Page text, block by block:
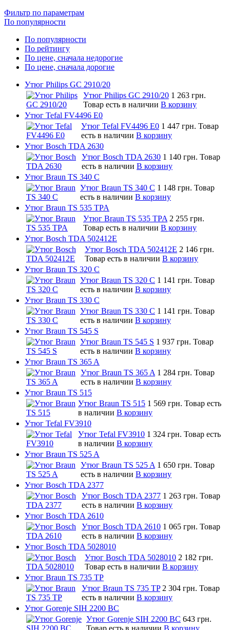
Фильтр по параметрам
По популярности
По популярности
По рейтингу
По цене, сначала недорогие
По цене, сначала дорогие
Утюг Philips GC 2910/20
Утюг Philips GC 2910/20 1 263 грн.
Товар есть в наличии В корзину
Утюг Tefal FV4496 E0
Утюг Tefal FV4496 E0 1 447 грн. Товар
есть в наличии В корзину
Утюг Bosch TDA 2630
Утюг Bosch TDA 2630 1 140 грн. Товар
есть в наличии В корзину
Утюг Braun TS 340 C
Утюг Braun TS 340 C 1 148 грн. Товар
есть в наличии В корзину
Утюг Braun TS 535 TPA
Утюг Braun TS 535 TPA 2 255 грн.
Товар есть в наличии В корзину
Утюг Bosch TDA 502412E
Утюг Bosch TDA 502412E 2 146 грн.
Товар есть в наличии В корзину
Утюг Braun TS 320 C
Утюг Braun TS 320 C 1 141 грн. Товар
есть в наличии В корзину
Утюг Braun TS 330 C
Утюг Braun TS 330 C 1 141 грн. Товар
есть в наличии В корзину
Утюг Braun TS 545 S
Утюг Braun TS 545 S 1 937 грн. Товар
есть в наличии В корзину
Утюг Braun TS 365 A
Утюг Braun TS 365 A 1 284 грн. Товар
есть в наличии В корзину
Утюг Braun TS 515
Утюг Braun TS 515 1 569 грн. Товар есть
в наличии В корзину
Утюг Tefal FV3910
Утюг Tefal FV3910 1 324 грн. Товар есть
в наличии В корзину
Утюг Braun TS 525 A
Утюг Braun TS 525 A 1 650 грн. Товар
есть в наличии В корзину
Утюг Bosch TDA 2377
Утюг Bosch TDA 2377 1 263 грн. Товар
есть в наличии В корзину
Утюг Bosch TDA 2610
Утюг Bosch TDA 2610 1 065 грн. Товар
есть в наличии В корзину
Утюг Bosch TDA 5028010
Утюг Bosch TDA 5028010 2 182 грн.
Товар есть в наличии В корзину
Утюг Braun TS 735 TP
Утюг Braun TS 735 TP 2 304 грн. Товар
есть в наличии В корзину
Утюг Gorenje SIH 2200 BC
Утюг Gorenje SIH 2200 BC 643 грн.
Товар есть в наличии В корзину